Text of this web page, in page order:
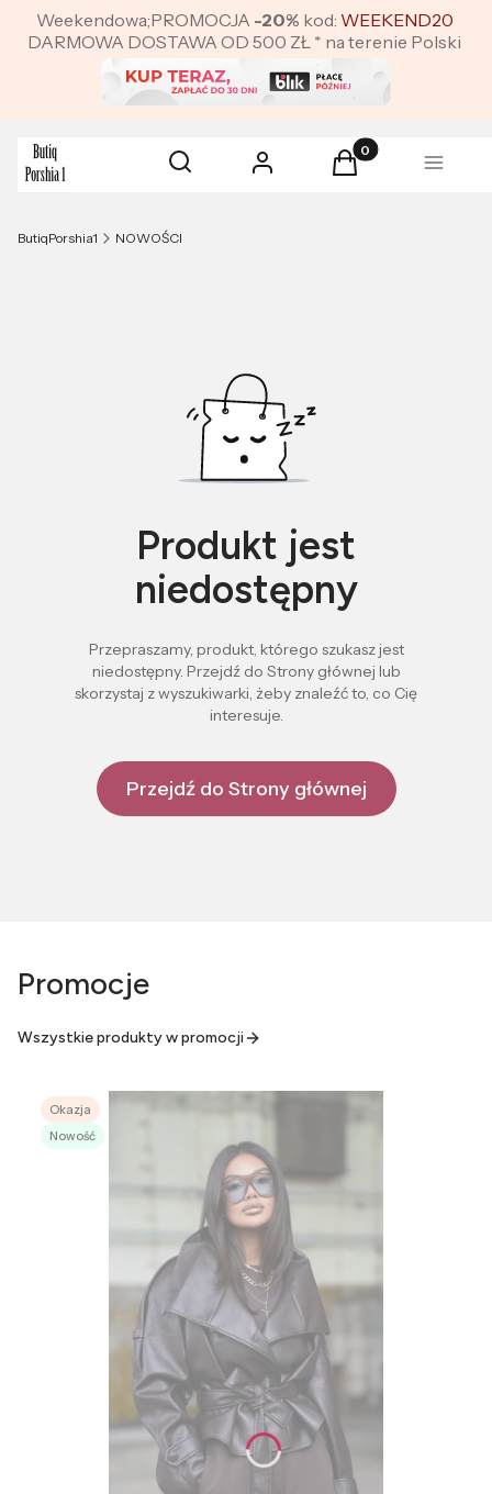
Weekendowa;PROMOCJA -20% kod: WEEKEND20
DARMOWA DOSTAWA OD 500 ZŁ * na terenie Polski
Otwórz wyszukiwarkę
Szukaj Zaloguj się Produkty w
Koszyk Menu
ButiqPorshia1 NOWOŚCI
Produkt jest
niedostępny
Przepraszamy, produkt, którego szukasz jest
niedostępny. Przejdź do Strony głównej lub
skorzystaj z wyszukiwarki, żeby znaleźć to, co Cię
interesuje.
Przejdź do Strony głównej
Promocje
Wszystkie produkty w promocji
Okazja
Nowość